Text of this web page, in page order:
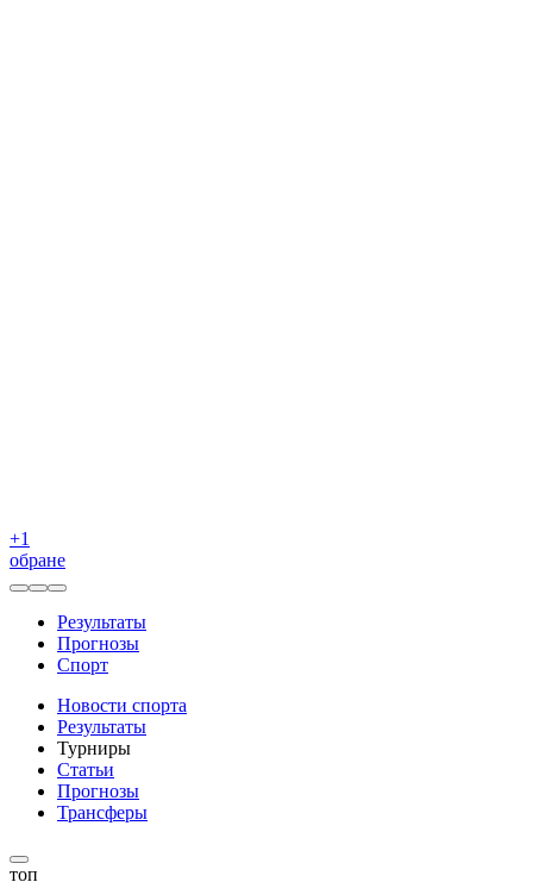
+1
обране
Результаты
Прогнозы
Спорт
Новости спорта
Результаты
Турниры
Статьи
Прогнозы
Трансферы
топ